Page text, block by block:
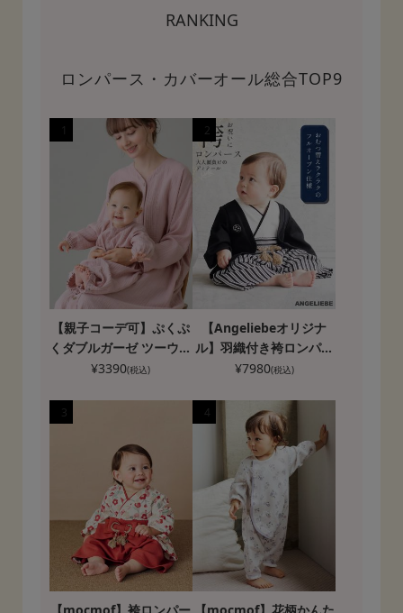
RANKING
ロンパース・カバーオール総合TOP9
1
【親子コーデ可】ぷくぷ
くダブルガーゼ ツーウェ
イオール（2wayオー
¥3390(税込)
2
【Angeliebeオリジナ
ル】羽織付き袴ロンパー
ス 男の子
¥7980(税込)
3
【mocmof】袴ロンパー
4
【mocmof】花柄かんた